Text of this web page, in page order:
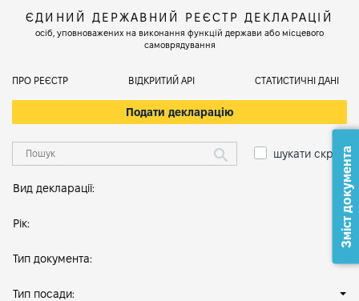
ЄДИНИЙ ДЕРЖАВНИЙ РЕЄСТР ДЕКЛАРАЦІЙ
осіб, уповноважених на виконання функцій держави або місцевого
самоврядування
ПРО РЕЄСТР ВІДКРИТИЙ АРІ СТАТИСТИЧНІ ДАНІ
Подати декларацію
шукати скрізь
Вид декларації:
Рік:
Тип документа:
Тип посади:
Зміст документа